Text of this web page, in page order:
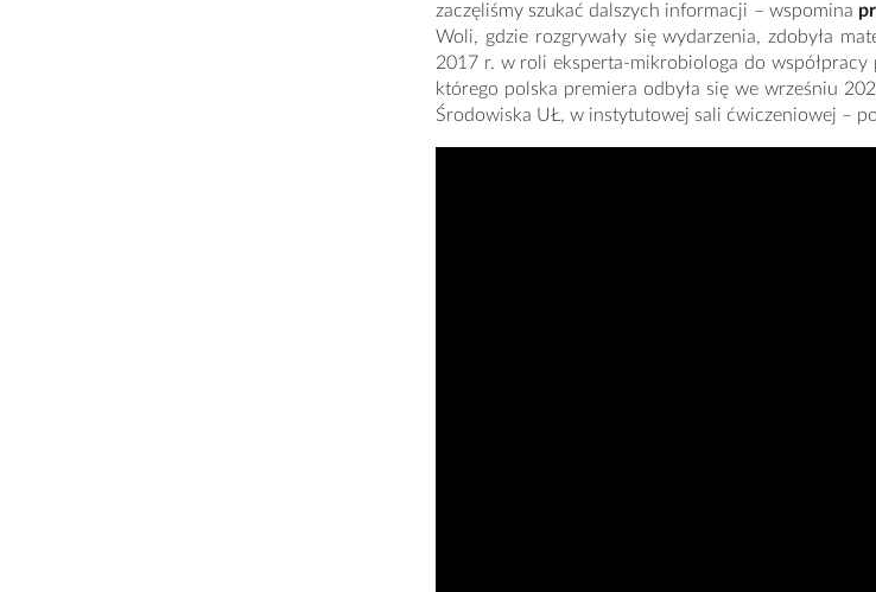
zaczęliśmy szukać dalszych informacji – wspomina
Woli, gdzie rozgrywały się wydarzenia, zdobyła
2017 r. w roli eksperta-mikrobiologa do współpracy
którego polska premiera odbyła się we wrześniu
Środowiska UŁ, w instytutowej sali ćwiczeniowej –